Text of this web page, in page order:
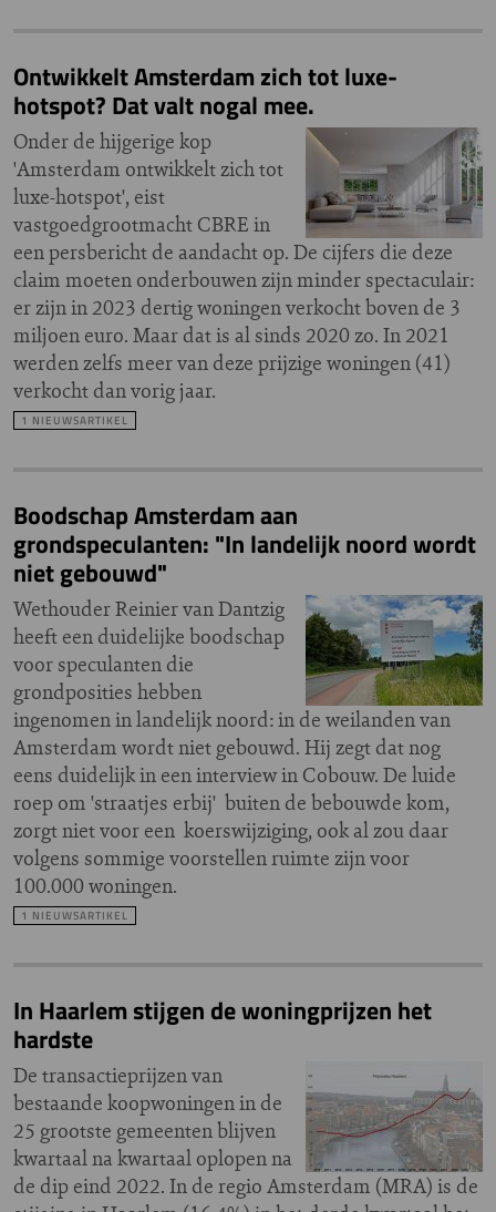
Ontwikkelt Amsterdam zich tot luxe-
hotspot? Dat valt nogal mee.
Onder de hijgerige kop
'Amsterdam ontwikkelt zich tot
luxe-hotspot', eist
vastgoedgrootmacht CBRE in
een persbericht de aandacht op. De cijfers die deze
claim moeten onderbouwen zijn minder spectaculair:
er zijn in 2023 dertig woningen verkocht boven de 3
miljoen euro. Maar dat is al sinds 2020 zo. In 2021
werden zelfs meer van deze prijzige woningen (41)
verkocht dan vorig jaar.
1 NIEUWSARTIKEL
Boodschap Amsterdam aan
grondspeculanten: "In landelijk noord wordt
niet gebouwd"
Wethouder Reinier van Dantzig
heeft een duidelijke boodschap
voor speculanten die
grondposities hebben
ingenomen in landelijk noord: in de weilanden van
Amsterdam wordt niet gebouwd. Hij zegt dat nog
eens duidelijk in een interview in Cobouw. De luide
roep om 'straatjes erbij' buiten de bebouwde kom,
zorgt niet voor een koerswijziging, ook al zou daar
volgens sommige voorstellen ruimte zijn voor
100.000 woningen.
1 NIEUWSARTIKEL
In Haarlem stijgen de woningprijzen het
hardste
De transactieprijzen van
bestaande koopwoningen in de
25 grootste gemeenten blijven
kwartaal na kwartaal oplopen na
de dip eind 2022. In de regio Amsterdam (MRA) is de